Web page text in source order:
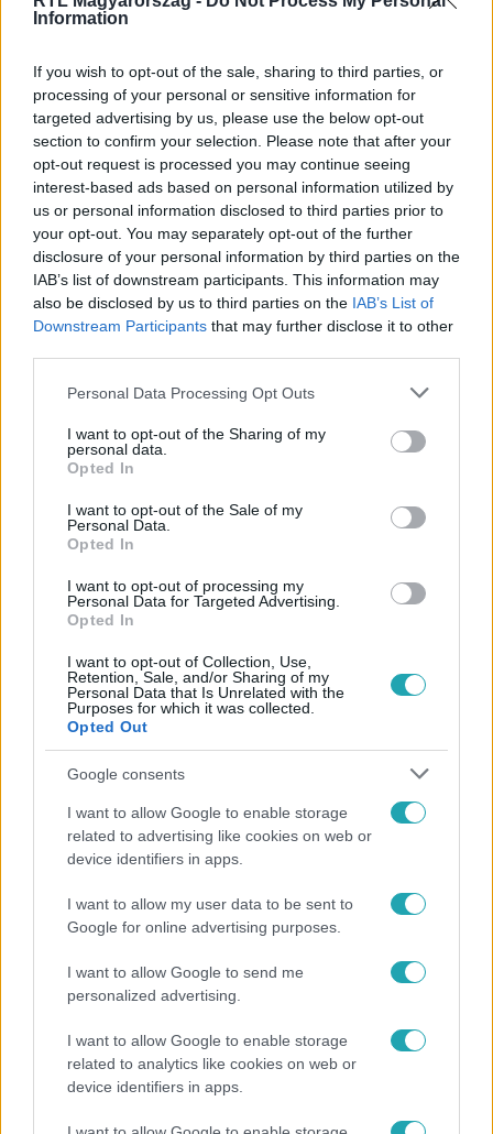
Information
If you wish to opt-out of the sale, sharing to third parties, or
processing of your personal or sensitive information for
targeted advertising by us, please use the below opt-out
section to confirm your selection. Please note that after your
opt-out request is processed you may continue seeing
interest-based ads based on personal information utilized by
us or personal information disclosed to third parties prior to
your opt-out. You may separately opt-out of the further
disclosure of your personal information by third parties on the
IAB’s list of downstream participants. This information may
also be disclosed by us to third parties on the IAB’s List of
Downstream Participants that may further disclose it to other
Please note that this website/app uses one or more Google
not limited to your visit or usage behaviour. You may click to
grant or deny consent to Google and its third-party tags to
use your data for below specified purposes in below Google
consent section.
Personal Data Processing Opt Outs
I want to opt-out of the Sharing of my
personal data.
Opted In
I want to opt-out of the Sale of my
Personal Data.
Opted In
I want to opt-out of processing my
Personal Data for Targeted Advertising.
Opted In
I want to opt-out of Collection, Use,
Retention, Sale, and/or Sharing of my
Personal Data that Is Unrelated with the
Purposes for which it was collected.
Opted Out
Google consents
I want to allow Google to enable storage
related to advertising like cookies on web or
device identifiers in apps.
I want to allow my user data to be sent to
Google for online advertising purposes.
I want to allow Google to send me
personalized advertising.
I want to allow Google to enable storage
related to analytics like cookies on web or
device identifiers in apps.
Éjjel-Nappal Budapest
2019. augusztus 15. 20:40
Újra felizzottak az érzelmek Vitya és Dia közt
Miután Vitya kiállt Dia mellett, a két fiatal között meghitt
hangulat alakul ki… Ha a teljes adásra vagy kíváncsi,
akkor kattints ide!
2:56
Éjjel-Nappal Budapest
2019. február 11. 21:30
Joe-ban most tudatosult csak igazán, hogy van egy
felnőtt fia… Ha a teljes adásra vagy kíváncsi, akkor
kattints ide!
2:20
2018. szeptember 10. 20:00
Gábor Laurának: „Életemben nem láttam ilyen